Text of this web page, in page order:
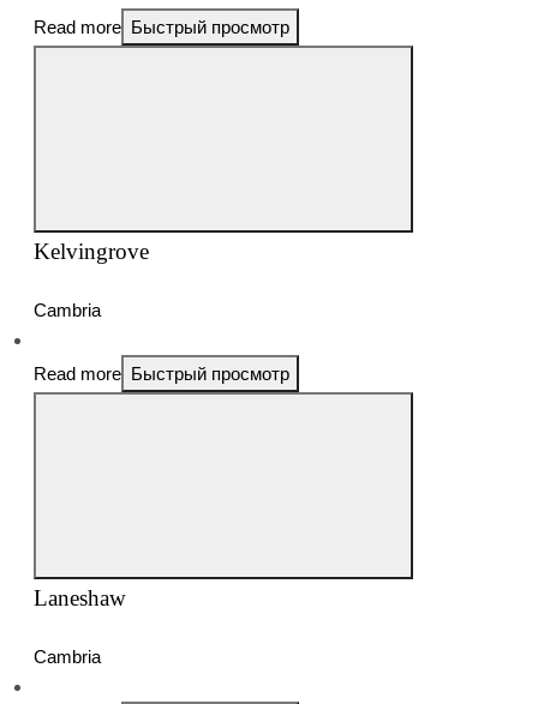
Read more Быстрый просмотр
Kelvingrove
Cambria
Read more Быстрый просмотр
Laneshaw
Cambria